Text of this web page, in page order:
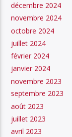
décembre 2024
novembre 2024
octobre 2024
juillet 2024
février 2024
janvier 2024
novembre 2023
septembre 2023
août 2023
juillet 2023
avril 2023